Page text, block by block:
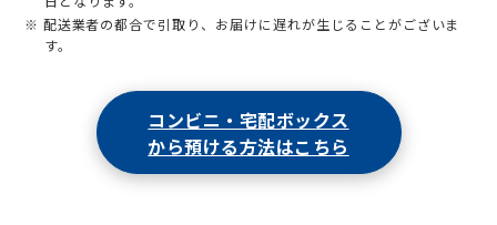
※ 配送業者の都合で引取り、お届けに遅れが生じることがございま
す。
コンビニ・宅配ボックス
から預ける方法はこちら